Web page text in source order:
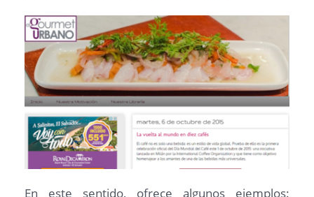
En este sentido, ofrece algunos ejemplos: